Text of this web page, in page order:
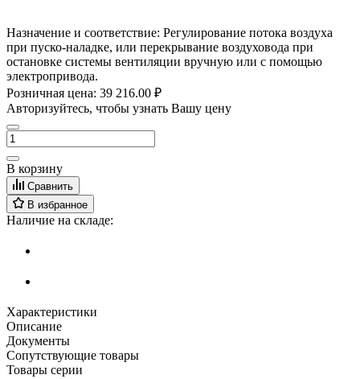
Назначение и соответствие: Регулирование потока воздуха
при пуско-наладке, или перекрывание воздуховода при
остановке системы вентиляции вручную или с помощью
электропривода.
Розничная цена: 39 216.00 ₽
Авторизуйтесь, чтобы узнать Вашу цену
В корзину
Сравнить
В избранное
Наличие на складе:
Характеристики
Описание
Документы
Сопутствующие товары
Товары серии